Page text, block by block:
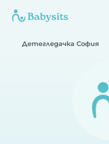
Детегледачка София